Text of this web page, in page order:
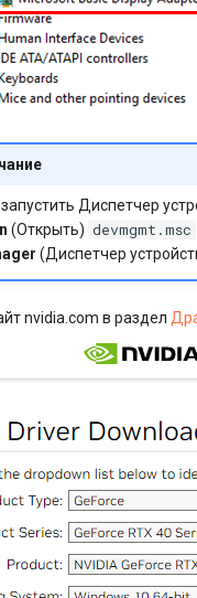
Диспетчер
(Открыть) devmgmt.msc
(Диспетчер
nvidia.com в раздел